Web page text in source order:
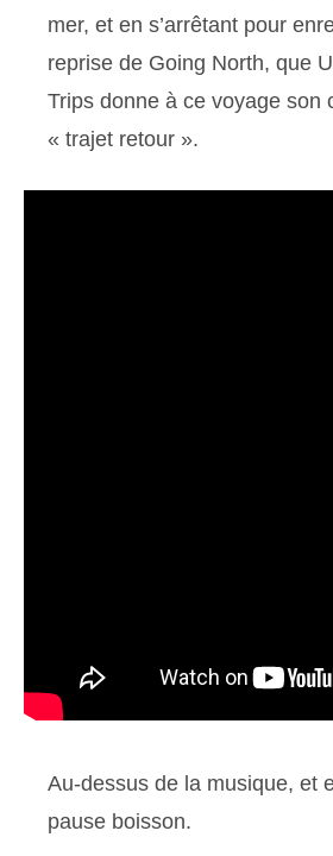
mer, et en s’arrêtant pour
reprise de Going North, que
Trips donne à ce voyage son
« trajet retour ».
Au-dessus de la musique, et
pause boisson.